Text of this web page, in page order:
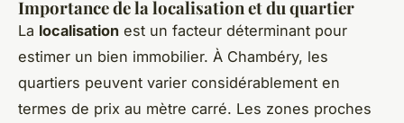
Importance de la localisation et du quartier
La localisation est un facteur déterminant pour
estimer un bien immobilier. À Chambéry, les
quartiers peuvent varier considérablement en
termes de prix au mètre carré. Les zones proches